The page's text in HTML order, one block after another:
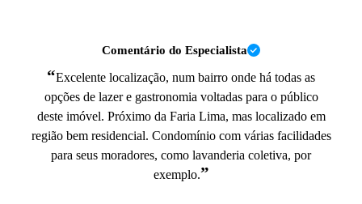
Comentário do Especialista
“Excelente localização, num bairro onde há todas as
opções de lazer e gastronomia voltadas para o público
deste imóvel. Próximo da Faria Lima, mas localizado em
região bem residencial. Condomínio com várias facilidades
para seus moradores, como lavanderia coletiva, por
exemplo.”